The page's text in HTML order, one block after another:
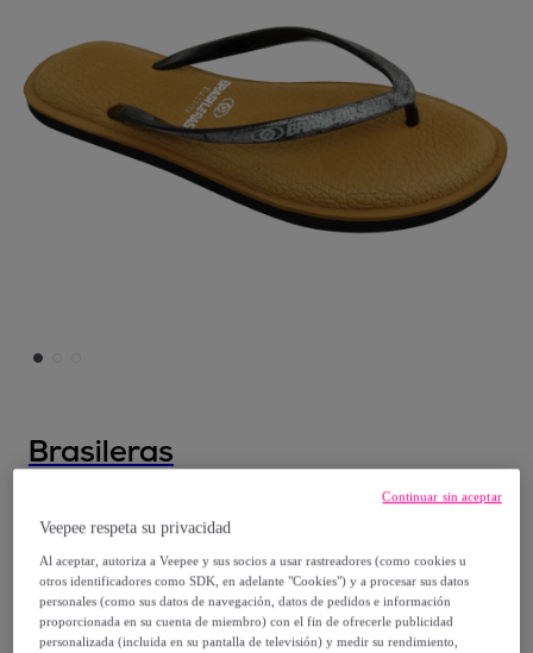
Brasileras
9,99 €
15,99 €
Veepee respeta su privacidad
Al aceptar, autoriza a Veepee y sus socios a usar rastreadores (como cookies u
otros identificadores como SDK, en adelante "Cookies") y a procesar sus datos
personales (como sus datos de navegación, datos de pedidos e información
proporcionada en su cuenta de miembro) con el fin de ofrecerle publicidad
personalizada (incluida en su pantalla de televisión) y medir su rendimiento,
Continuar sin aceptar